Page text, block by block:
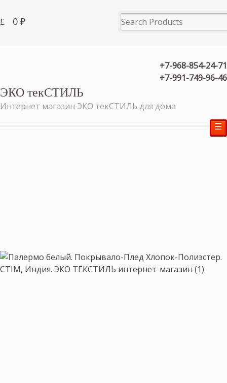
0₽
+7-968-854-24-71
+7-991-749-96-46
ЭКО текСТИЛЬ
Интернет магазин ЭКО текСТИЛЬ для дома
☰